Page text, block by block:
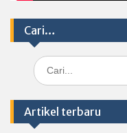
Cari…
Search
for:
Artikel terbaru